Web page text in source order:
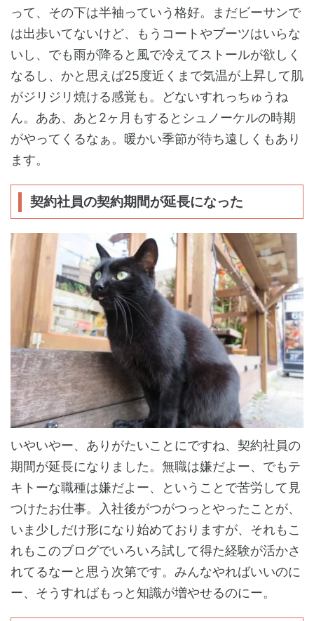
って、その下は半袖っていう格好。まだビーサンで
は出歩いてないけど、もうコートやブーツはいらな
いし、でも雨が降ると風で冷えてストールが欲しく
なるし、かと思えば25度近くまで気温が上昇して肌
がジリジリ焼ける感覚も。どないすれっちゅうね
ん。ああ、あと2ヶ月もするとシュノーケルの時期
がやってくるなぁ。暖かい季節が待ち遠しくもあり
ます。
契約社員の契約期間が延長になった
いやいやー、ありがたいことにですね、契約社員の
期間が延長になりました。無職は嫌だよー、でもテ
キトーな職種は嫌だよー、ということで苦労して見
つけたお仕事。入社後がつがつっとやったことが、
いま少しだけ形になり始めておりますが、それもこ
れもこのブログでいろいろ試して得た経験が活かさ
れてるなーと思う次第です。みんなやればいいのに
ー、そうすればもっと知識が増やせるのにー。